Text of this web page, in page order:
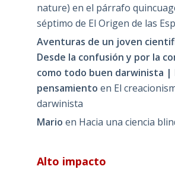
nature) en el párrafo
séptimo de El Origen de las
Aventuras de un joven
Desde la confusión y por la
como todo buen darwinista |
pensamiento en El
darwinista
Mario en Hacia una ciencia
Alto impacto